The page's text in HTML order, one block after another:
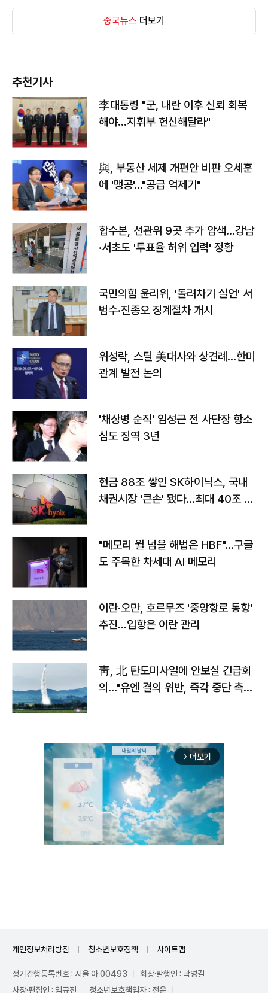
중국뉴스 더보기
추천기사
李대통령 "군, 내란 이후 신뢰 회복
해야…지휘부 헌신해달라"
與, 부동산 세제 개편안 비판 오세훈
에 '맹공'…"공급 억제기"
합수본, 선관위 9곳 추가 압색…강남
·서초도 '투표율 허위 입력' 정황
국민의힘 윤리위, '돌려차기 실언' 서
범수·진종오 징계절차 개시
위성락, 스틸 美대사와 상견례…한미
관계 발전 논의
'채상병 순직' 임성근 전 사단장 항소
심도 징역 3년
현금 88조 쌓인 SK하이닉스, 국내
채권시장 '큰손' 됐다…최대 40조 투
"메모리 월 넘을 해법은 HBF"…구글
도 주목한 차세대 AI 메모리
이란·오만, 호르무즈 '중앙항로 통항'
추진…입항은 이란 관리
靑, 北 탄도미사일에 안보실 긴급회
의…"유엔 결의 위반, 즉각 중단 촉
arrow_forward_ios 더보기
개인정보처리방침 청소년보호정책 사이트맵
정기간행등록번호 : 서울 아 00493
회장·발행인 : 곽영길
사장·편집인 : 임규진
청소년보호책임자 : 전운